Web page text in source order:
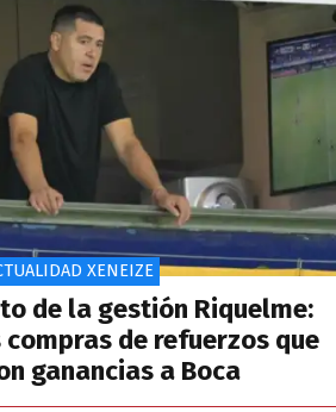
XENEIZE
de la gestión Riquelme:
de refuerzos que
ganancias a Boca